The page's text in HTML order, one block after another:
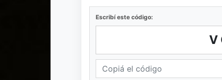
Escribí este código: